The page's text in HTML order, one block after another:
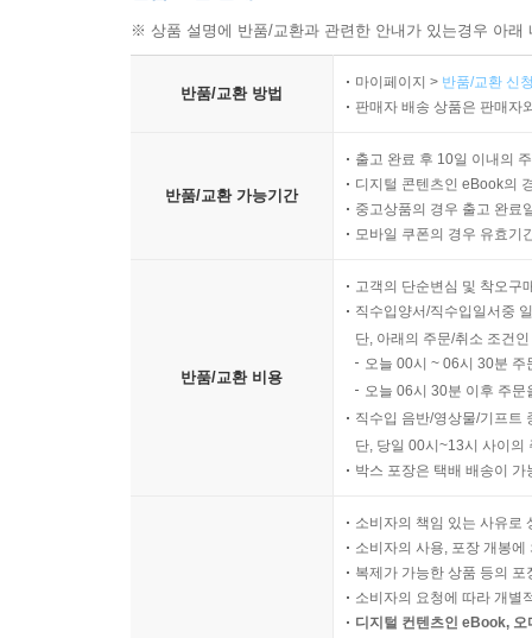
※ 상품 설명에 반품/교환과 관련한 안내가 있는경우 아
반품/교환 방법
마이페이지 > 반품/교환 신
판매자 배송 상품은 판매자
반품/교환 가능기간
출고 완료 후 10일 이내의
디지털 콘텐츠인 eBook의
중고상품의 경우 출고 완료
모바일 쿠폰의 경우 유효기
반품/교환 비용
고객의 단순변심 및 착오구
직수입양서/직수입일서중
단, 아래의 주문/취소 조건
오늘 00시 ~ 06시 30분
오늘 06시 30분 이후 주
직수입 음반/영상물/기프트
단, 당일 00시~13시 사이의
박스 포장은 택배 배송이
소비자의 책임 있는 사유로
소비자의 사용, 포장 개봉
복제가 가능한 상품 등의
소비자의 요청에 따라 개별
디지털 컨텐츠인 eBook,